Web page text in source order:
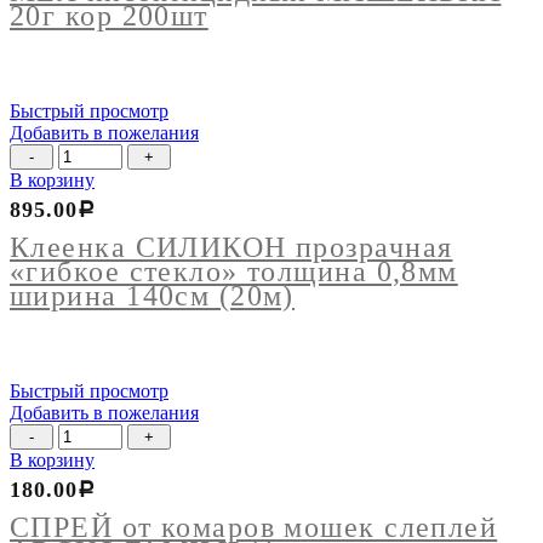
20г
кор
20г кор 200шт
Быстрый просмотр
Добавить в пожелания
Количество
товара
Клеенка
СИЛИКОН
прозрачная
"гибкое
стекло"
толщина
(20м)
В корзину
Клеенка СИЛИКОН прозрачная
«гибкое стекло» толщина 0,8мм
ширина 140см (20м)
895.00Р
Быстрый просмотр
Добавить в пожелания
Количество
товара
СПРЕЙ
от
комаров
В корзину
СПРЕЙ от комаров мошек слеплей
180.00Р